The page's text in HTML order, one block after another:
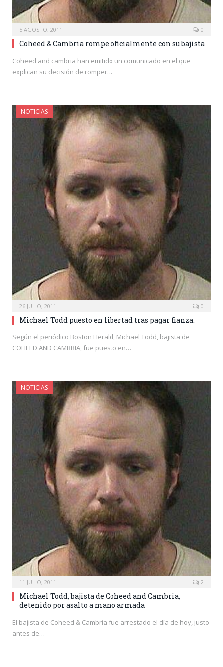
5 AGOSTO, 2011 0
Coheed & Cambria rompe oficialmente con su bajista
Coheed and cambria han emitido un comunicado en el que
explican su decisión de romper…
NOTICIAS
26 JULIO, 2011 0
Michael Todd puesto en libertad tras pagar fianza.
Según el periódico Boston Herald, Michael Todd, bajista de
COHEED AND CAMBRIA, fue puesto en…
NOTICIAS
11 JULIO, 2011 2
Michael Todd, bajista de Coheed and Cambria,
detenido por asalto a mano armada
El bajista de Coheed & Cambria fue arrestado el día de hoy, justo
antes de…